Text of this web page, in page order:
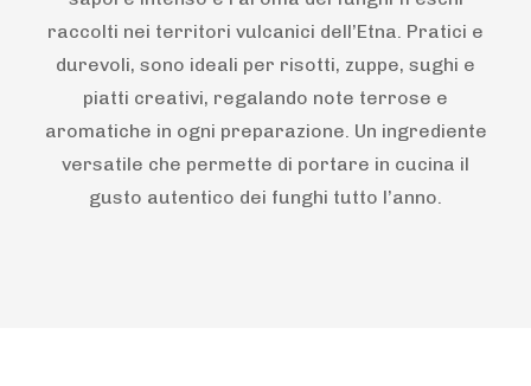
raccolti nei territori vulcanici dell’Etna. Pratici e
durevoli, sono ideali per risotti, zuppe, sughi e
piatti creativi, regalando note terrose e
aromatiche in ogni preparazione. Un ingrediente
versatile che permette di portare in cucina il
gusto autentico dei funghi tutto l’anno.